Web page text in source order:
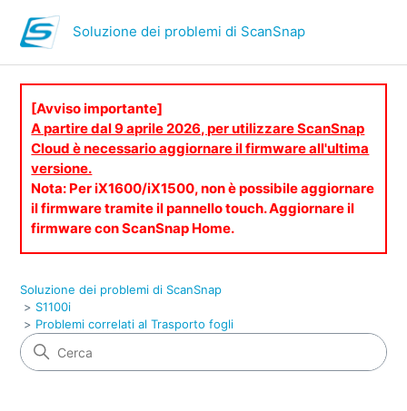
Soluzione dei problemi di ScanSnap
[Avviso importante]
A partire dal 9 aprile 2026, per utilizzare ScanSnap
Cloud è necessario aggiornare il firmware all'ultima
versione.
Nota: Per iX1600/iX1500, non è possibile aggiornare
il firmware tramite il pannello touch. Aggiornare il
firmware con ScanSnap Home.
Soluzione dei problemi di ScanSnap
S1100i
Problemi correlati al Trasporto fogli